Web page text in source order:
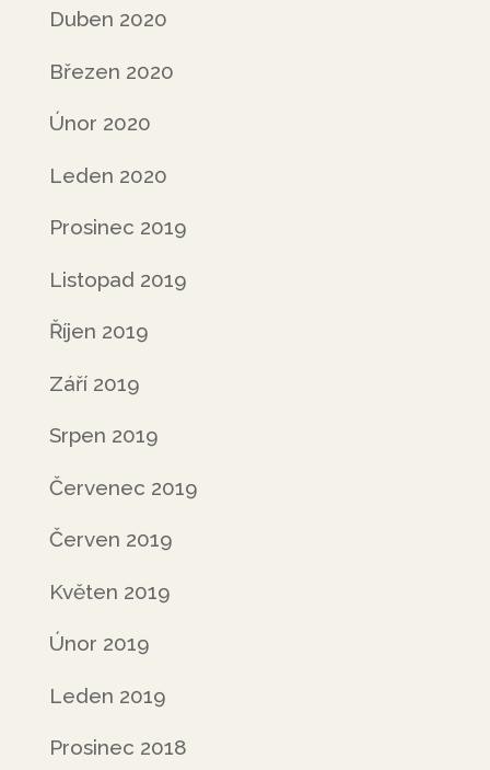
Duben 2020
Březen 2020
Únor 2020
Leden 2020
Prosinec 2019
Listopad 2019
Říjen 2019
Září 2019
Srpen 2019
Červenec 2019
Červen 2019
Květen 2019
Únor 2019
Leden 2019
Prosinec 2018